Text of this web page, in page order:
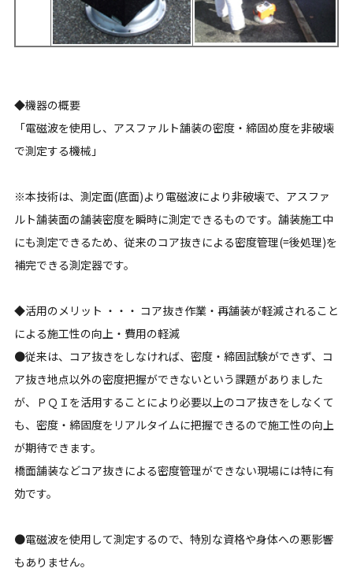
◆機器の概要
「電磁波を使用し、アスファルト舗装の密度・締固め度を非破壊
で測定する機械」
※本技術は、測定面(底面)より電磁波により非破壊で、アスファ
ルト舗装面の舗装密度を瞬時に測定できるものです。舗装施工中
にも測定できるため、従来のコア抜きによる密度管理(=後処理)を
補完できる測定器です。
◆活用のメリット ・・・ コア抜き作業・再舗装が軽減されること
による施工性の向上・費用の軽減
●従来は、コア抜きをしなければ、密度・締固試験ができず、コ
ア抜き地点以外の密度把握ができないという課題がありました
が、ＰＱＩを活用することにより必要以上のコア抜きをしなくて
も、密度・締固度をリアルタイムに把握できるので施工性の向上
が期待できます。
橋面舗装などコア抜きによる密度管理ができない現場には特に有
効です。
●電磁波を使用して測定するので、特別な資格や身体への悪影響
もありません。